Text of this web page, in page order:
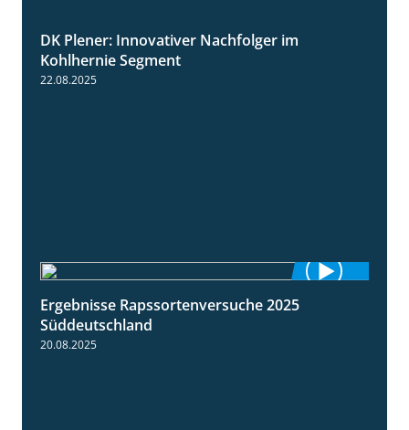
DK Plener: Innovativer Nachfolger im
Kohlhernie Segment
22.08.2025
Ergebnisse Rapssortenversuche 2025
Süddeutschland
20.08.2025